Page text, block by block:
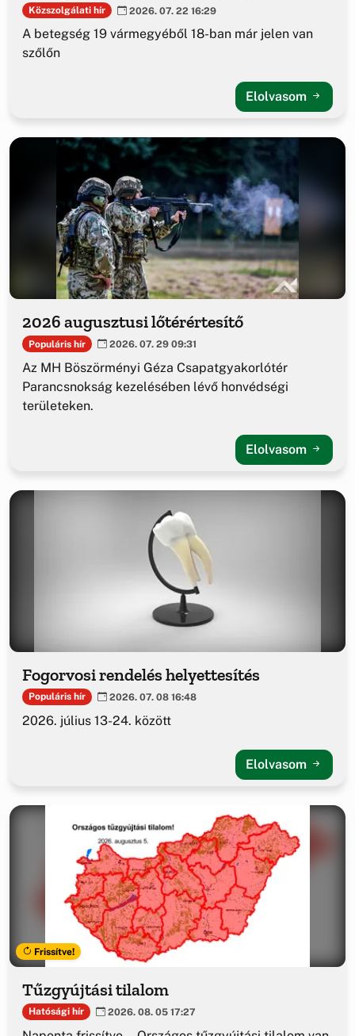
Közszolgálati hír 2026. 07. 22 16:29
A betegség 19 vármegyéből 18-ban már jelen van
szőlőn
Elolvasom
2026 augusztusi lőtérértesítő
Populáris hír 2026. 07. 29 09:31
Az MH Böszörményi Géza Csapatgyakorlótér
Parancsnokság kezelésében lévő honvédségi
területeken.
Elolvasom
Fogorvosi rendelés helyettesítés
Populáris hír 2026. 07. 08 16:48
2026. július 13-24. között
Elolvasom
Frissítve!
Tűzgyújtási tilalom
Hatósági hír 2026. 08. 05 17:27